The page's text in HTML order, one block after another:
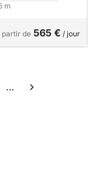
m
partir de 565 € / jour
…